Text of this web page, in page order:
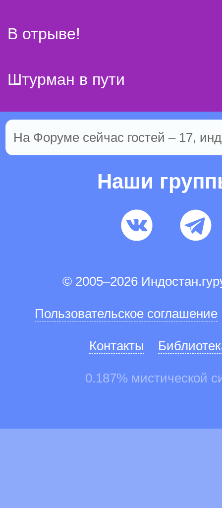
В отрыве!
Штурман в пути
На Форуме сейчас гостей – 17,
Наши
© 2005–2026
Пользовательское соглашение
Контакты
0.187% мистической